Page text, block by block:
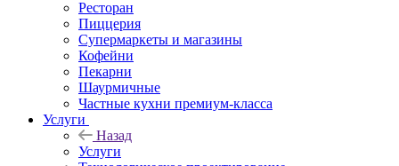
Ресторан
Пиццерия
Супермаркеты и магазины
Кофейни
Пекарни
Шаурмичные
Частные кухни премиум-класса
Услуги
Назад
Услуги